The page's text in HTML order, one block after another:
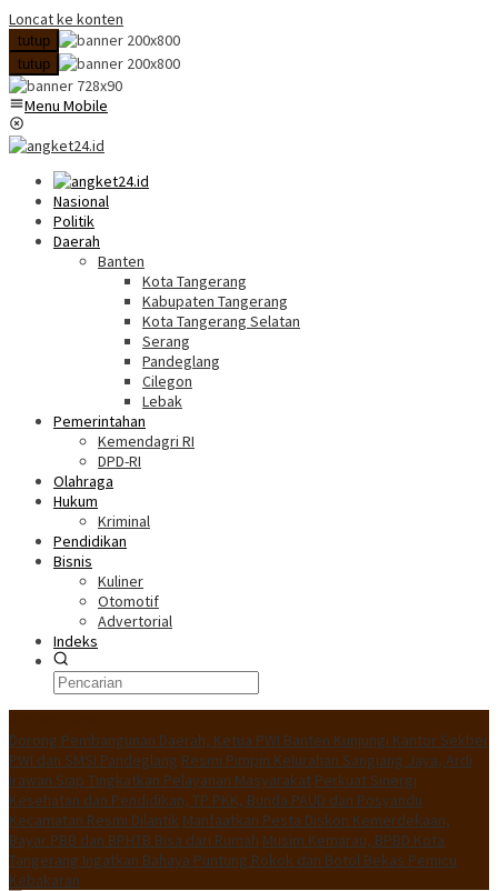
Loncat ke konten
tutup
tutup
Menu Mobile
Nasional
Politik
Daerah
Banten
Kota Tangerang
Kabupaten Tangerang
Kota Tangerang Selatan
Serang
Pandeglang
Cilegon
Lebak
Pemerintahan
Kemendagri RI
DPD-RI
Olahraga
Hukum
Kriminal
Pendidikan
Bisnis
Kuliner
Otomotif
Advertorial
Indeks
Dorong Pembangunan Daerah, Ketua PWI Banten Kunjungi Kantor Sekber
PWI dan SMSI Pandeglang Resmi Pimpin Kelurahan Sangiang Jaya, Ardi
Irawan Siap Tingkatkan Pelayanan Masyarakat Perkuat Sinergi
Kesehatan dan Pendidikan, TP PKK, Bunda PAUD dan Posyandu
Kecamatan Resmi Dilantik Manfaatkan Pesta Diskon Kemerdekaan,
Bayar PBB dan BPHTB Bisa dari Rumah Musim Kemarau, BPBD Kota
Tangerang Ingatkan Bahaya Puntung Rokok dan Botol Bekas Pemicu
Kebakaran